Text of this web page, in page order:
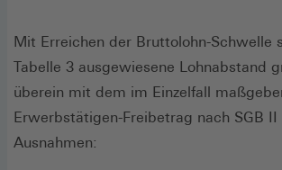
Mit Erreichen der Bruttolohn-Schwelle
Tabelle 3 ausgewiesene Lohnabstand
überein mit dem im Einzelfall
Erwerbstätigen-Freibetrag nach SGB II
Ausnahmen: